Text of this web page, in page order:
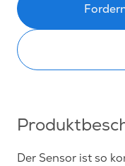
Der Sensor ist so